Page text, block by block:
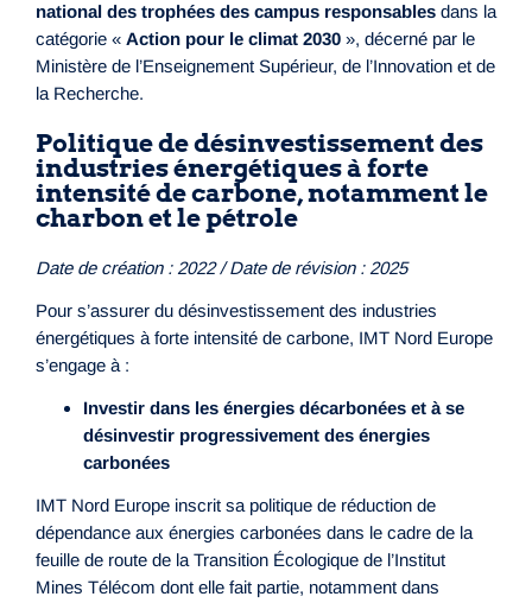
national des trophées des campus responsables dans la
catégorie « Action pour le climat 2030 », décerné par le
Ministère de l’Enseignement Supérieur, de l’Innovation et de
la Recherche.
Politique de désinvestissement des
industries énergétiques à forte
intensité de carbone, notamment le
charbon et le pétrole
Date de création : 2022 / Date de révision : 2025
Pour s’assurer du désinvestissement des industries
énergétiques à forte intensité de carbone, IMT Nord Europe
s’engage à :
Investir dans les énergies décarbonées et à se
désinvestir progressivement des énergies
carbonées
IMT Nord Europe inscrit sa politique de réduction de
dépendance aux énergies carbonées dans le cadre de la
feuille de route de la Transition Écologique de l’Institut
Mines Télécom dont elle fait partie, notamment dans